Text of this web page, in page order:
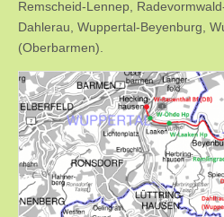
Remscheid-Lennep,
Dahlerau, Wuppertal-Beyenburg,
(Oberbarmen).